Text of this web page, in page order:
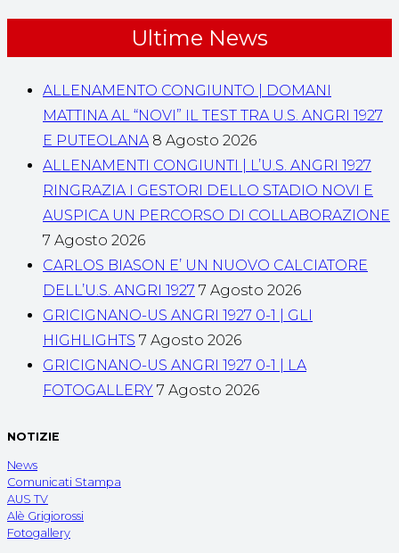
Ultime News
ALLENAMENTO CONGIUNTO | DOMANI
MATTINA AL “NOVI” IL TEST TRA U.S. ANGRI 1927
E PUTEOLANA 8 Agosto 2026
ALLENAMENTI CONGIUNTI | L’U.S. ANGRI 1927
RINGRAZIA I GESTORI DELLO STADIO NOVI E
AUSPICA UN PERCORSO DI COLLABORAZIONE
7 Agosto 2026
CARLOS BIASON E’ UN NUOVO CALCIATORE
DELL’U.S. ANGRI 1927 7 Agosto 2026
GRICIGNANO-US ANGRI 1927 0-1 | GLI
HIGHLIGHTS 7 Agosto 2026
GRICIGNANO-US ANGRI 1927 0-1 | LA
FOTOGALLERY 7 Agosto 2026
NOTIZIE
News
Comunicati Stampa
AUS TV
Alè Grigiorossi
Fotogallery